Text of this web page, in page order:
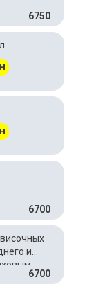
6750
6700
и
6700